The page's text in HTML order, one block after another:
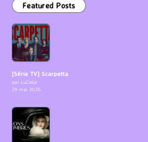
Featured Posts
[Série TV] Scarpetta
par LuCioLe
29 mai 2026